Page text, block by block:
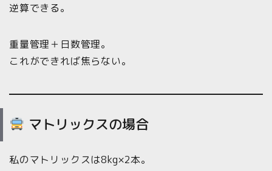
逆算できる。
重量管理＋日数管理。
これができれば焦らない。
マトリックスの場合
私のマトリックスは8kg×2本。